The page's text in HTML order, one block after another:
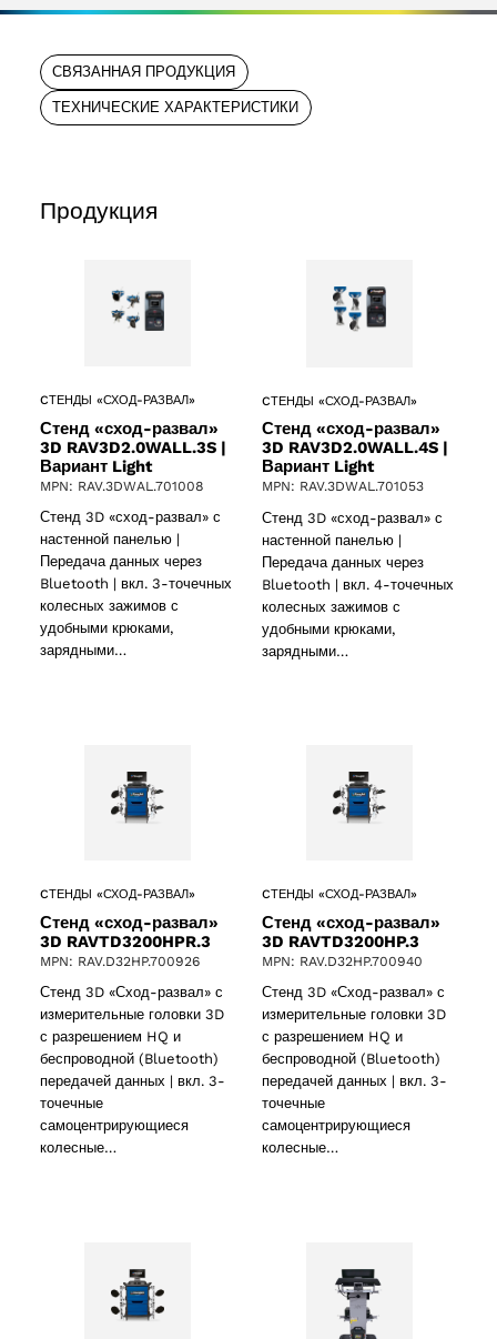
2 products
СВЯЗАННАЯ ПРОДУКЦИЯ
ТЕХНИЧЕСКИЕ ХАРАКТЕРИСТИКИ
Продукция
CТЕНДЫ «СХОД-РАЗВАЛ»
Стенд «сход-развал»
3D RAV3D2.0WALL.3S |
Вариант Light
MPN: RAV.3DWAL.701008
Стенд 3D «сход-развал» с
настенной панелью |
Передача данных через
Bluetooth | вкл. 3-точечных
колесных зажимов с
удобными крюками,
зарядными…
CТЕНДЫ «СХОД-РАЗВАЛ»
Стенд «сход-развал»
3D RAV3D2.0WALL.4S |
Вариант Light
MPN: RAV.3DWAL.701053
Стенд 3D «сход-развал» с
настенной панелью |
Передача данных через
Bluetooth | вкл. 4-точечных
колесных зажимов с
удобными крюками,
зарядными…
CТЕНДЫ «СХОД-РАЗВАЛ»
Стенд «сход-развал»
3D RAVTD3200HPR.3
MPN: RAV.D32HP.700926
Стенд 3D «Сход-развал» с
измерительные головки 3D
с разрешением HQ и
беспроводной (Bluetooth)
передачей данных | вкл. 3-
точечные
самоцентрирующиеся
колесные…
CТЕНДЫ «СХОД-РАЗВАЛ»
Стенд «сход-развал»
3D RAVTD3200HP.3
MPN: RAV.D32HP.700940
Стенд 3D «Сход-развал» с
измерительные головки 3D
с разрешением HQ и
беспроводной (Bluetooth)
передачей данных | вкл. 3-
точечные
самоцентрирующиеся
колесные…